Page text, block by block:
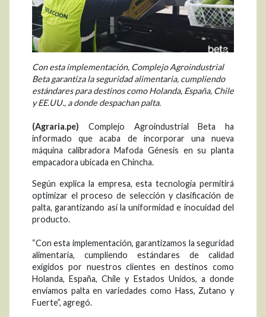
Con esta implementación, Complejo Agroindustrial
Beta garantiza la seguridad alimentaria, cumpliendo
estándares para destinos como Holanda, España, Chile
y EE.UU., a donde despachan palta.
(Agraria.pe) Complejo Agroindustrial Beta ha
informado que acaba de incorporar una nueva
máquina calibradora Mafoda Génesis en su planta
empacadora ubicada en Chincha.
Según explica la empresa, esta tecnología permitirá
optimizar el proceso de selección y clasificación de
palta, garantizando así la uniformidad e inocuidad del
producto.
“Con esta implementación, garantizamos la seguridad
alimentaria, cumpliendo estándares de calidad
exigidos por nuestros clientes en destinos como
Holanda, España, Chile y Estados Unidos, a donde
enviamos palta en variedades como Hass, Zutano y
Fuerte”, agregó.